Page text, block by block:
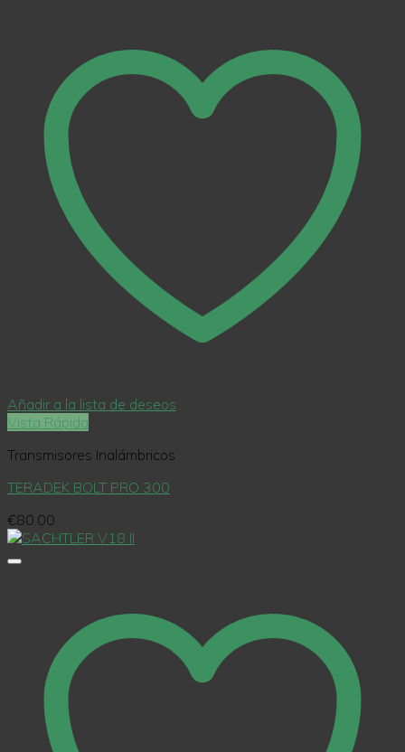
Añadir a la lista de deseos
Vista Rápida
Transmisores Inalámbricos
TERADEK BOLT PRO 300
€80.00